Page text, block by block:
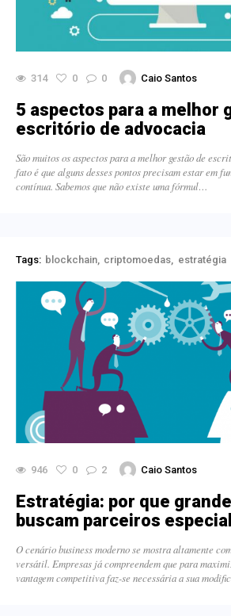
314 0 0 Caio Santos
5 aspectos para a melhor
escritório de advocacia
São muitos os aspectos para a melhor gestão de
fato é que alguns desses pontos precisam estar em
contínua. Sabemos que não existe uma fórmul…
Tags: blockchain criptomoedas estratégia
946 0 2 Caio Santos
Estratégia: por que
buscam parceiros
O cenário business moderno se mostra altamente
versátil. Empresas já compreendem que para
vantagem competitiva faz-se necessária a sua